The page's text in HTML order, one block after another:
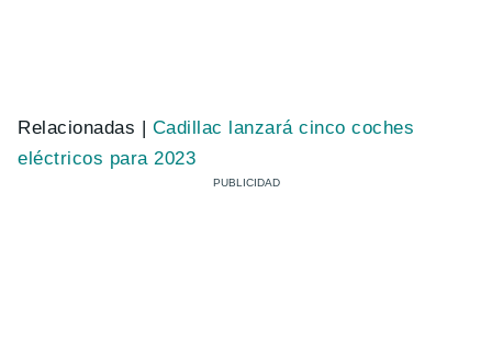
Relacionadas | Cadillac lanzará cinco coches
eléctricos para 2023